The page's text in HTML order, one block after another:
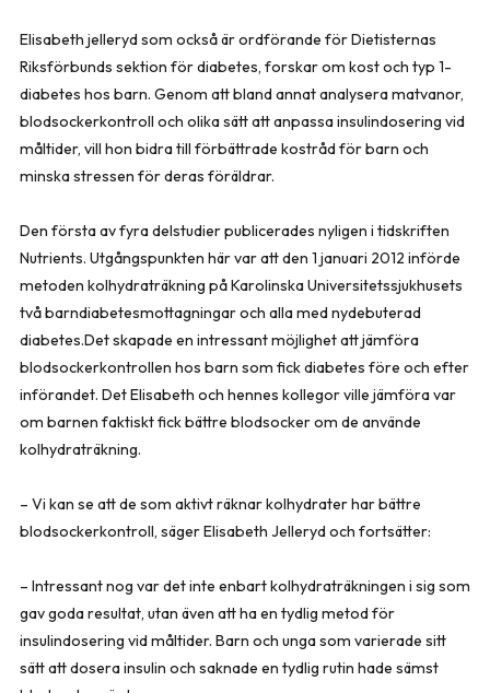
Elisabeth jelleryd som också är ordförande för Dietisternas
Riksförbunds sektion för diabetes, forskar om kost och typ 1-
diabetes hos barn. Genom att bland annat analysera matvanor,
blodsockerkontroll och olika sätt att anpassa insulindosering vid
måltider, vill hon bidra till förbättrade kostråd för barn och
minska stressen för deras föräldrar.
Den första av fyra delstudier publicerades nyligen i tidskriften
Nutrients. Utgångspunkten här var att den 1 januari 2012 införde
metoden kolhydraträkning på Karolinska Universitetssjukhusets
två barndiabetesmottagningar och alla med nydebuterad
diabetes.Det skapade en intressant möjlighet att jämföra
blodsockerkontrollen hos barn som fick diabetes före och efter
införandet. Det Elisabeth och hennes kollegor ville jämföra var
om barnen faktiskt fick bättre blodsocker om de använde
kolhydraträkning.
– Vi kan se att de som aktivt räknar kolhydrater har bättre
blodsockerkontroll, säger Elisabeth Jelleryd och fortsätter:
– Intressant nog var det inte enbart kolhydraträkningen i sig som
gav goda resultat, utan även att ha en tydlig metod för
insulindosering vid måltider. Barn och unga som varierade sitt
sätt att dosera insulin och saknade en tydlig rutin hade sämst